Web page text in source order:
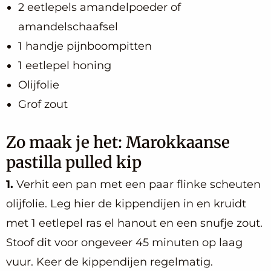
2 eetlepels amandelpoeder of
amandelschaafsel
1 handje pijnboompitten
1 eetlepel honing
Olijfolie
Grof zout
Zo maak je het: Marokkaanse
pastilla pulled kip
1. Verhit een pan met een paar flinke scheuten
olijfolie. Leg hier de kippendijen in en kruidt
met 1 eetlepel ras el hanout en een snufje zout.
Stoof dit voor ongeveer 45 minuten op laag
vuur. Keer de kippendijen regelmatig.